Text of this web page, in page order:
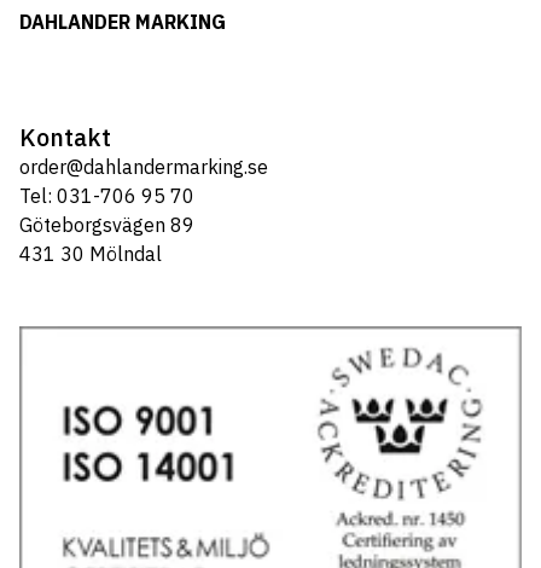
DAHLANDER MARKING
Kontakt
order@dahlandermarking.se
Tel: 031-706 95 70
Göteborgsvägen 89
431 30 Mölndal